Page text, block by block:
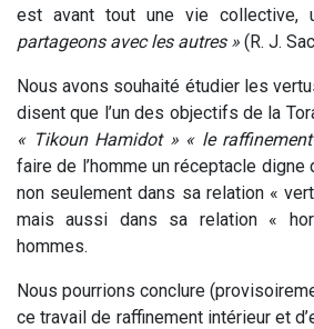
est avant tout une vie collective,
partageons avec les autres » (R. J.
Nous avons souhaité étudier les
disent que l’un des objectifs de la
« Tikoun Hamidot » « le
faire de l’homme un réceptacle
non seulement dans sa relation «
mais aussi dans sa relation «
hommes.
Nous pourrions conclure
ce travail de raffinement intérieur et